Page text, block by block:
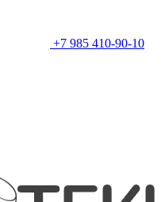
+7 985 410-90-10